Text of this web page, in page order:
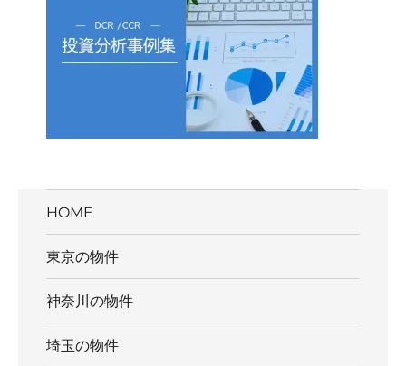
HOME
東京の物件
神奈川の物件
埼玉の物件